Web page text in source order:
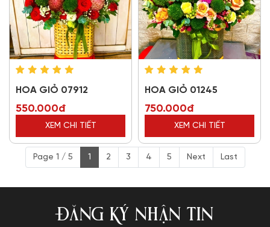
HOA GIỎ 07912
550.000đ
XEM CHI TIẾT
HOA GIỎ 01245
750.000đ
XEM CHI TIẾT
Page 1 / 5 1 2 3 4 5 Next Last
ĐĂNG KÝ NHẬN TIN